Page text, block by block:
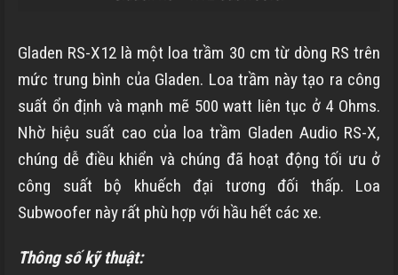
Gladen RS-X12 là một loa trầm 30 cm từ dòng RS trên
mức trung bình của Gladen. Loa trầm này tạo ra công
suất ổn định và mạnh mẽ 500 watt liên tục ở 4 Ohms.
Nhờ hiệu suất cao của loa trầm Gladen Audio RS-X,
chúng dễ điều khiển và chúng đã hoạt động tối ưu ở
công suất bộ khuếch đại tương đối thấp. Loa
Subwoofer này rất phù hợp với hầu hết các xe.
Thông số kỹ thuật: